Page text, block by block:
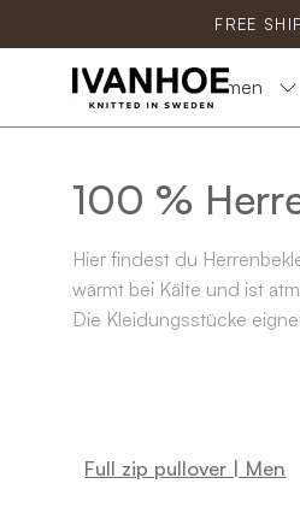
to
FREE
Women
100 %
Hier findest du
wärmt bei Kälte und ist
Die Kleidungsstücke
Struktur,
Full zip pullover | Men